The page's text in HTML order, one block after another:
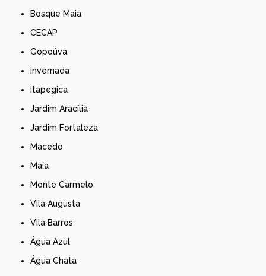
Bosque Maia
CECAP
Gopoúva
Invernada
Itapegica
Jardim Aracília
Jardim Fortaleza
Macedo
Maia
Monte Carmelo
Vila Augusta
Vila Barros
Água Azul
Água Chata